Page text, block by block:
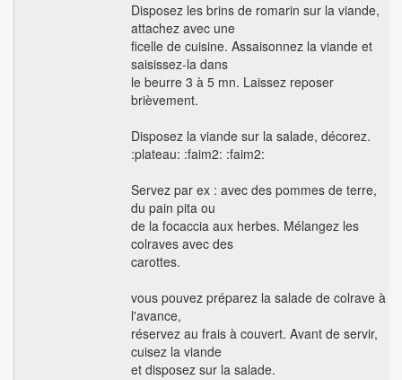
Disposez les brins de romarin sur la viande,
attachez avec une
ficelle de cuisine. Assaisonnez la viande et
saisissez-la dans
le beurre 3 à 5 mn. Laissez reposer
brièvement.
Disposez la viande sur la salade, décorez.
:plateau: :faim2: :faim2:
Servez par ex : avec des pommes de terre,
du pain pita ou
de la focaccia aux herbes. Mélangez les
colraves avec des
carottes.
vous pouvez préparez la salade de colrave à
l'avance,
réservez au frais à couvert. Avant de servir,
cuisez la viande
et disposez sur la salade.